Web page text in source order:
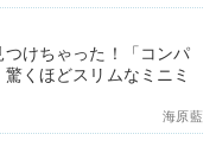
けちゃった！「コンパ
くほどスリムなミニミ
海原藍